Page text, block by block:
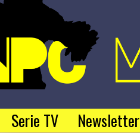
Serie TV Newsletter